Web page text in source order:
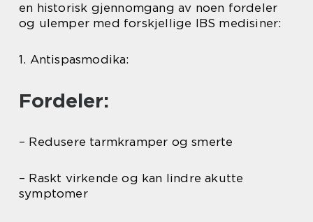
en historisk gjennomgang av noen fordeler
og ulemper med forskjellige IBS medisiner:
1. Antispasmodika:
Fordeler:
– Redusere tarmkramper og smerte
– Raskt virkende og kan lindre akutte
symptomer